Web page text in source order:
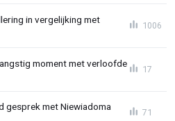
in vergelijking met
1006
moment met verloofde
17
gesprek met Niewiadoma
71